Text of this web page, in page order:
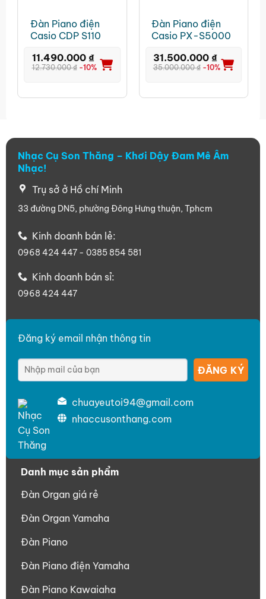
Đàn Piano điện
Casio CDP S110
11.490.000 ₫
12.730.000₫ -10%
Đàn Piano điện
Casio PX-S5000
31.500.000 ₫
35.000.000₫ -10%
Nhạc Cụ Son Thăng – Khơi Dậy Đam Mê Âm
Nhạc!
Trụ sở ở Hồ chí Minh
33 đường DN5, phường Đông Hưng thuận, Tphcm
Kinh doanh bán lẻ:
0968 424 447 - 0385 854 581
Kinh doanh bán sỉ:
0968 424 447
Đăng ký email nhận thông tin
chuayeutoi94@gmail.com
nhaccusonthang.com
Danh mục sản phẩm
Đàn Organ giá rẻ
Đàn Organ Yamaha
Đàn Piano
Đàn Piano điện Yamaha
Đàn Piano Kawaiaha